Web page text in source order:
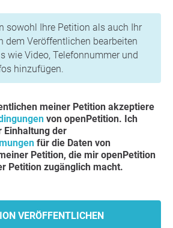
sowohl Ihre Petition als auch Ihr
dem Veröffentlichen bearbeiten
wie Video, Telefonnummer und
hinzufügen.
von openPetition. Ich
Einhaltung der
für die Daten von
Petition, die mir openPetition
Petition zugänglich macht.
VERÖFFENTLICHEN